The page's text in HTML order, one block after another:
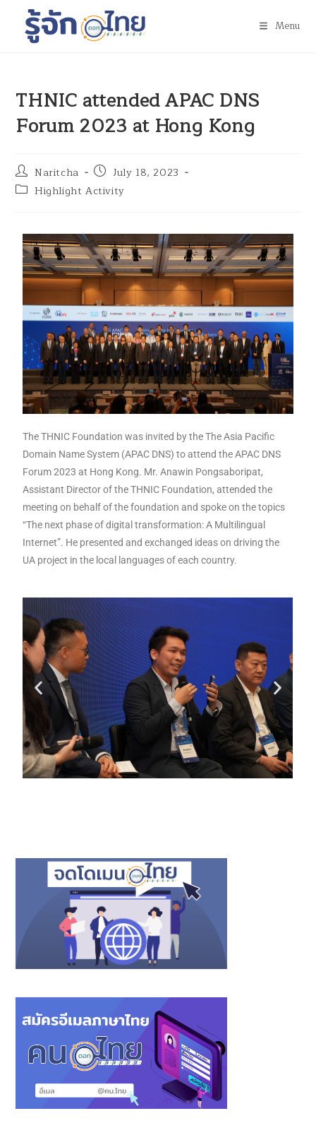
Menu
THNIC attended APAC DNS
Forum 2023 at Hong Kong
Naritcha
July 18, 2023
Highlight Activity
The THNIC Foundation was invited by the The Asia Pacific
Domain Name System (APAC DNS) to attend the APAC DNS
Forum 2023 at Hong Kong. Mr. Anawin Pongsaboripat,
Assistant Director of the THNIC Foundation, attended the
meeting on behalf of the foundation and spoke on the topics
“The next phase of digital transformation: A Multilingual
Internet”. He presented and exchanged ideas on driving the
UA project in the local languages of each country.